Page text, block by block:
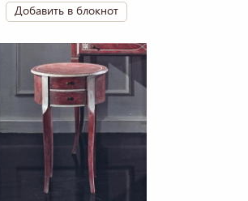
Добавить в блокнот